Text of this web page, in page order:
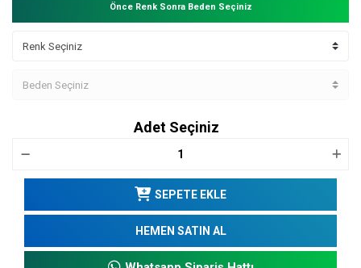
Önce Renk Sonra Beden Seçiniz
Adet Seçiniz
SEPETE EKLE
HEMEN SATIN AL